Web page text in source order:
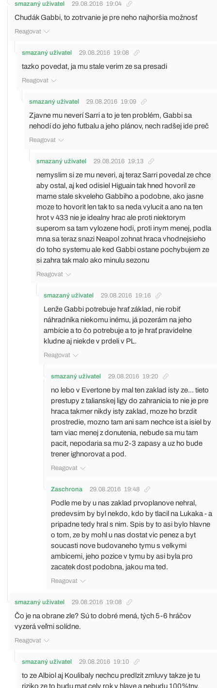
smazaný uživatel 29.08.2016 19:04
Chudák Gabbi, to zotrvanie je pre neho najhoršia možnosť
Reagovat
smazaný uživatel 29.08.2016 19:08
tazko povedat, ja mu stale verim ze sa presadi
Reagovat
smazaný uživatel 29.08.2016 19:09
Zjavne mu neverí Sarri a to je ten problém, Gabbi sa
nehodí do jeho futbalu a jeho plánov, nech radšej ide preč
Reagovat
smazaný uživatel 29.08.2016 19:13
nemyslim si ze mu neveri, aj teraz Sarri povedal ze chce
aby ostal, aj ked odisiel Higuain tak hned hovoril ze
mame stale skveleho Gabbiho a podobne, ako jasne
moze to hovorit len tak to sa neda vylucit a ano na ten
hrot v 433 nie je idealny hrac ale proti niektorym
superom sa tam vylozene hodi, proti inym menej, podla
mna sa teraz snazi Neapol zohnat hraca vhodnejsieho
do toho systemu ale ked Gabbi ostane pochybujem ze
si zahra tak malo ako minulu sezonu
Reagovat
smazaný uživatel 29.08.2016 19:16
Lenže Gabbi potrebuje hrať základ, nie robiť
náhradníka niekomu inému, já pozerám na jeho
ambície a to čo potrebuje a to je hrať pravidelne
kludne aj niekde v prdeli v PL.
Reagovat
smazaný uživatel 29.08.2016 19:20
no lebo v Evertone by mal ten zaklad isty ze... tieto
prestupy z talianskej ligy do zahranicia to nie je pre
hraca takmer nikdy isty zaklad, moze ho brzdit
prostredie, mozno tam ani sam nechce ist a isiel by
tam viac menej z donutenia, nebude sa mu tam
pacit, nepodaria sa mu 2-3 zapasy a uz ho bude
trener ighnorovat a pod.
Reagovat
Zaschrona 29.08.2016 19:48
Podle me by u nas zaklad prvoplanove nehral,
predevsim by byl nekdo, kdo by tlacil na Lukaka - a
pripadne tedy hral s nim. Spis by to asi bylo hlavne
o tom, ze by mohl u nas dostat vic penez a byt
soucasti nove budovaneho tymu s velkymi
ambicemi, jeho pozice v tymu by asi byla pro
zacatek dost podobna, jakou ma ted.
Reagovat
smazaný uživatel 29.08.2016 19:08
Čo je na obrane zle? Sú to dobré mená, tých 5-6 hráčov
vyzerá veľmi solídne.
Reagovat
smazaný uživatel 29.08.2016 19:10
to ze Albiol aj Koulibaly nechcu predlzit zmluvy takze je tu
riziko ze to budu mat cely rok v hlave a nebudu 100%tny,